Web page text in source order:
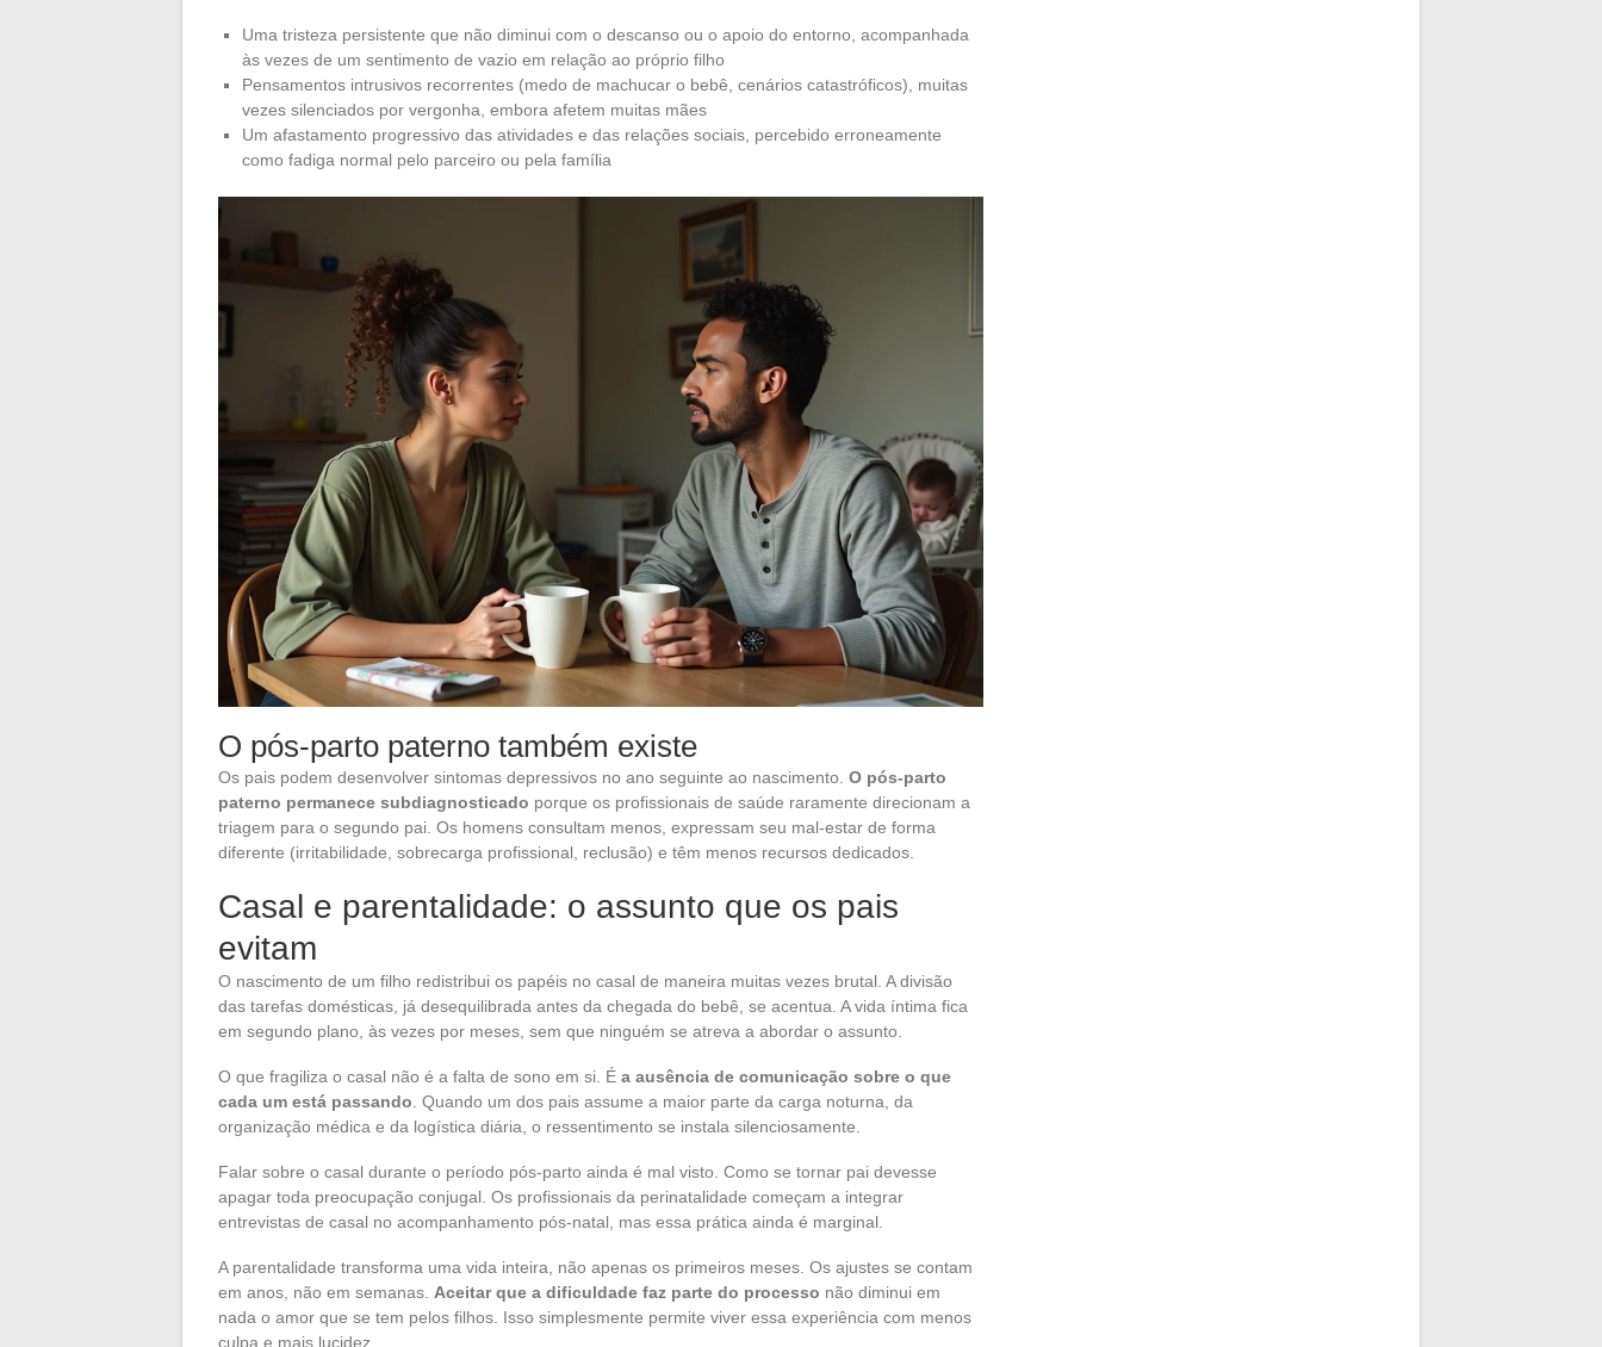
Uma tristeza persistente que não diminui com o descanso ou o apoio do entorno, acompanhada
às vezes de um sentimento de vazio em relação ao próprio filho
Pensamentos intrusivos recorrentes (medo de machucar o bebê, cenários catastróficos), muitas
vezes silenciados por vergonha, embora afetem muitas mães
Um afastamento progressivo das atividades e das relações sociais, percebido erroneamente
como fadiga normal pelo parceiro ou pela família
O pós-parto paterno também existe
Os pais podem desenvolver sintomas depressivos no ano seguinte ao nascimento. O pós-parto
paterno permanece subdiagnosticado porque os profissionais de saúde raramente direcionam a
triagem para o segundo pai. Os homens consultam menos, expressam seu mal-estar de forma
diferente (irritabilidade, sobrecarga profissional, reclusão) e têm menos recursos dedicados.
Casal e parentalidade: o assunto que os pais
evitam
O nascimento de um filho redistribui os papéis no casal de maneira muitas vezes brutal. A divisão
das tarefas domésticas, já desequilibrada antes da chegada do bebê, se acentua. A vida íntima fica
em segundo plano, às vezes por meses, sem que ninguém se atreva a abordar o assunto.
O que fragiliza o casal não é a falta de sono em si. É a ausência de comunicação sobre o que
cada um está passando . Quando um dos pais assume a maior parte da carga noturna, da
organização médica e da logística diária, o ressentimento se instala silenciosamente.
Falar sobre o casal durante o período pós-parto ainda é mal visto. Como se tornar pai devesse
apagar toda preocupação conjugal. Os profissionais da perinatalidade começam a integrar
entrevistas de casal no acompanhamento pós-natal, mas essa prática ainda é marginal.
A parentalidade transforma uma vida inteira, não apenas os primeiros meses. Os ajustes se contam
em anos, não em semanas. Aceitar que a dificuldade faz parte do processo não diminui em
nada o amor que se tem pelos filhos. Isso simplesmente permite viver essa experiência com menos
culpa e mais lucidez.